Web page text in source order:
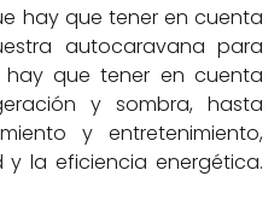
hay que tener en cuenta
autocaravana para
hay que tener en cuenta
y sombra, hasta
y entretenimiento,
la eficiencia energética.